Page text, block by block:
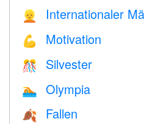
👱 Internationaler
💪 Motivation
🎊 Silvester
🏊 Olympia
🍂 Fallen